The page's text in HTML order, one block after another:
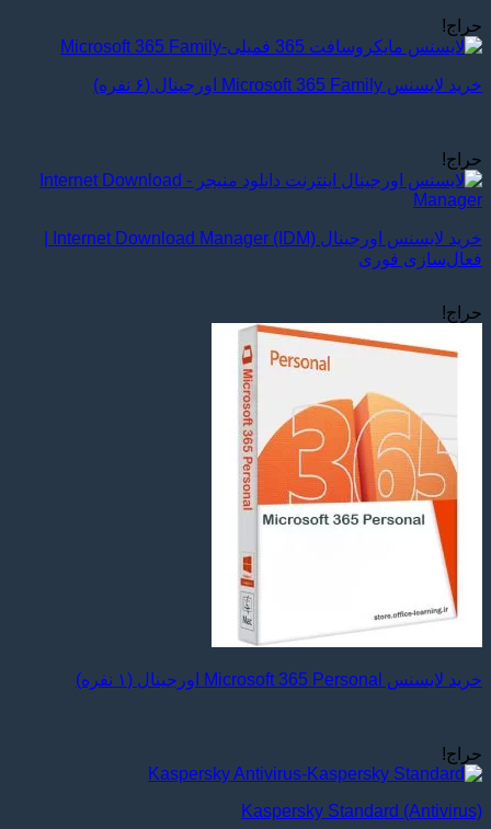
حراج!
خرید لایسنس Microsoft 365 Family اورجینال (۶ نفره)
حراج!
فعال‌سازی فوری
حراج!
خرید لایسنس Microsoft 365 Personal اورجینال (۱ نفره)
حراج!
Kaspersky Standard (Antivirus)